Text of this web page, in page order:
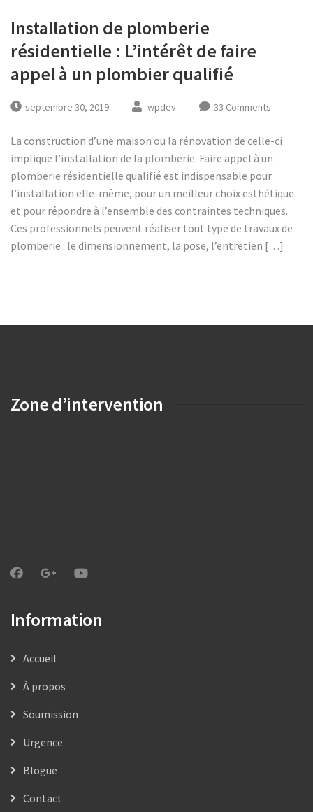
Installation de plomberie
résidentielle : L’intérêt de faire
appel à un plombier qualifié
septembre 30, 2019 wpdev 33 Comments
La construction d’une maison ou la rénovation de celle-ci
implique l’installation de la plomberie. Faire appel à un
plomberie résidentielle qualifié est indispensable pour
l’installation elle-même, pour un meilleur choix esthétique
et pour répondre à l’ensemble des contraintes techniques.
Ces professionnels peuvent réaliser tout type de travaux de
plomberie : le dimensionnement, la pose, l’entretien […]
Zone d’intervention
Information
Accueil
À propos
Soumission
Urgence
Blogue
Contact